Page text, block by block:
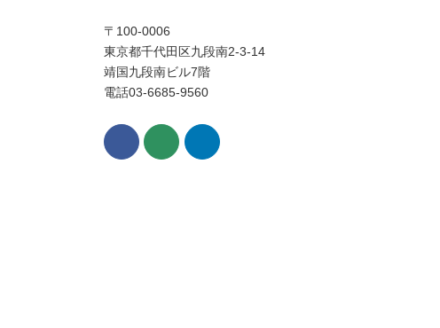
〒100-0006
東京都千代田区九段南2-3-14
靖国九段南ビル7階
電話03-6685-9560